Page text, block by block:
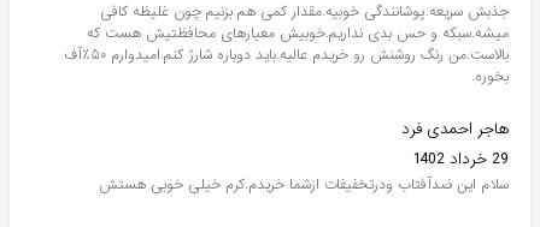
جذبش سریعه.پوشانندگی خوبیه.مقدار کمی هم بزنیم چون غلیظه کافی
میشه.سبکه و حس بدی نداریم.خوبیش معیارهای محافظتیش هست که
بالاست.من رنگ روشنش رو خریدم عالیه.باید دوباره شارژ کنم.امیدوارم ۵۰٪آف
بخوره.
هاجر احمدی فرد
29 خرداد 1402
سلام این ضدآفتاب ودرتخفیفات ازشما خریدم.کرم خیلی خوبی هستش